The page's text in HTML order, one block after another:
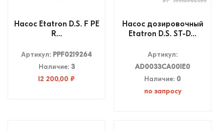
Насос Etatron D.S. F PE
R...
Артикул: PPF0219264
Наличие: 3
12 200,00 ₽
Насос дозировочный
Etatron D.S. ST-D...
Артикул:
AD0033CA001E0
Наличие: 0
по запросу